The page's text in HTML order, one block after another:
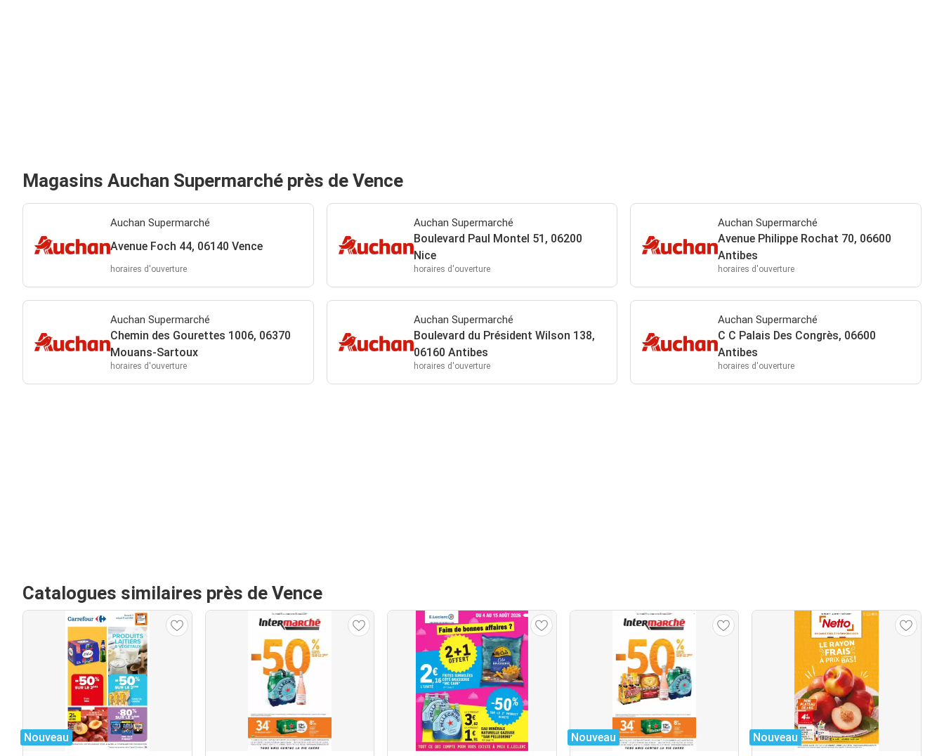
Magasins Auchan Supermarché près de Vence
Auchan Supermarché
Avenue Foch 44, 06140 Vence
horaires d'ouverture
Auchan Supermarché
Boulevard Paul Montel 51, 06200
Nice
horaires d'ouverture
Auchan Supermarché
Avenue Philippe Rochat 70, 06600
Antibes
horaires d'ouverture
Auchan Supermarché
Chemin des Gourettes 1006, 06370
Mouans-Sartoux
horaires d'ouverture
Auchan Supermarché
Boulevard du Président Wilson 138,
06160 Antibes
horaires d'ouverture
Auchan Supermarché
C C Palais Des Congrès, 06600
Antibes
horaires d'ouverture
Catalogues similaires près de Vence
Nouveau Nouveau Nouveau